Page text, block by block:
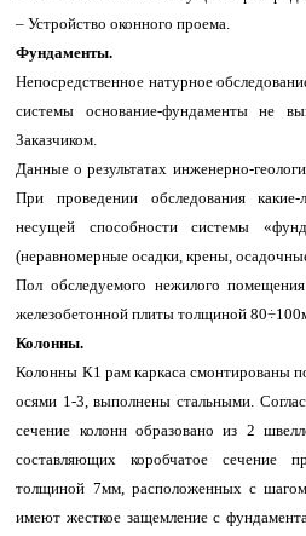
– Устройство оконного проема.
Фундаменты.
Непосредственное натурное
системы основание-фундаменты не
Заказчиком.
Данные о результатах инженерно-
При проведении обследования какие-
несущей способности системы
(неравномерные осадки, крены,
Пол обследуемого нежилого
железобетонной плиты толщиной
Колонны.
Колонны К1 рам каркаса смонтированы
осями 1-3, выполнены стальными.
сечение колонн образовано из 2
составляющих коробчатое сечение
толщиной 7мм, расположенных с
имеют жесткое защемление с